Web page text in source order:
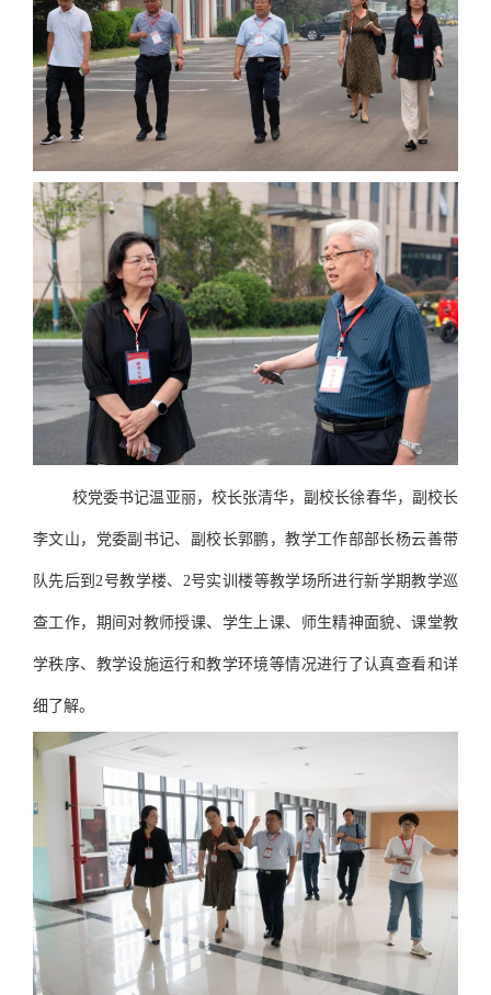
校党委书记温亚丽，校长张清华，副校长徐春华，副校长
李文山，党委副书记、副校长郭鹏，教学工作部部长杨云善带
队先后到2号教学楼、2号实训楼等教学场所进行新学期教学巡
查工作，期间对教师授课、学生上课、师生精神面貌、课堂教
学秩序、教学设施运行和教学环境等情况进行了认真查看和详
细了解。